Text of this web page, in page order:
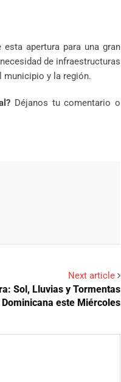
apertura para una gran
de infraestructuras
municipio y la región.
Déjanos tu comentario o
Next article
Sol, Lluvias y Tormentas
este Miércoles